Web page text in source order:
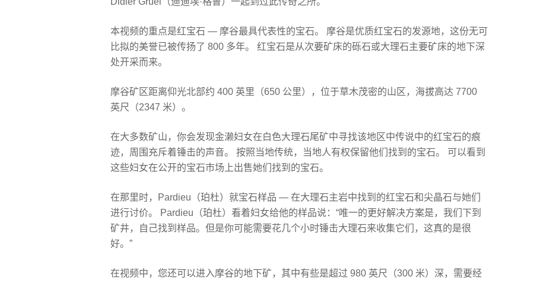
本视频的重点是红宝石 — 摩谷最具代表性的宝石。 摩谷是优质红宝石的发源地，这份无可
比拟的美誉已被传扬了 800 多年。 红宝石是从次要矿床的砾石或大理石主要矿床的地下深
处开采而来。
摩谷矿区距离仰光北部约 400 英里（650 公里），位于草木茂密的山区，海拔高达 7700
英尺（2347 米）。
在大多数矿山，你会发现金濑妇女在白色大理石尾矿中寻找该地区中传说中的红宝石的痕
迹，周围充斥着锤击的声音。 按照当地传统，当地人有权保留他们找到的宝石。 可以看到
这些妇女在公开的宝石市场上出售她们找到的宝石。
在那里时，Pardieu（珀杜）就宝石样品 — 在大理石主岩中找到的红宝石和尖晶石与她们
进行讨价。 Pardieu（珀杜）看着妇女给他的样品说：“唯一的更好解决方案是，我们下到
矿井，自己找到样品。但是你可能需要花几个小时锤击大理石来收集它们，这真的是很
好。”
在视频中，您还可以进入摩谷的地下矿，其中有些是超过 980 英尺（300 米）深，需要经